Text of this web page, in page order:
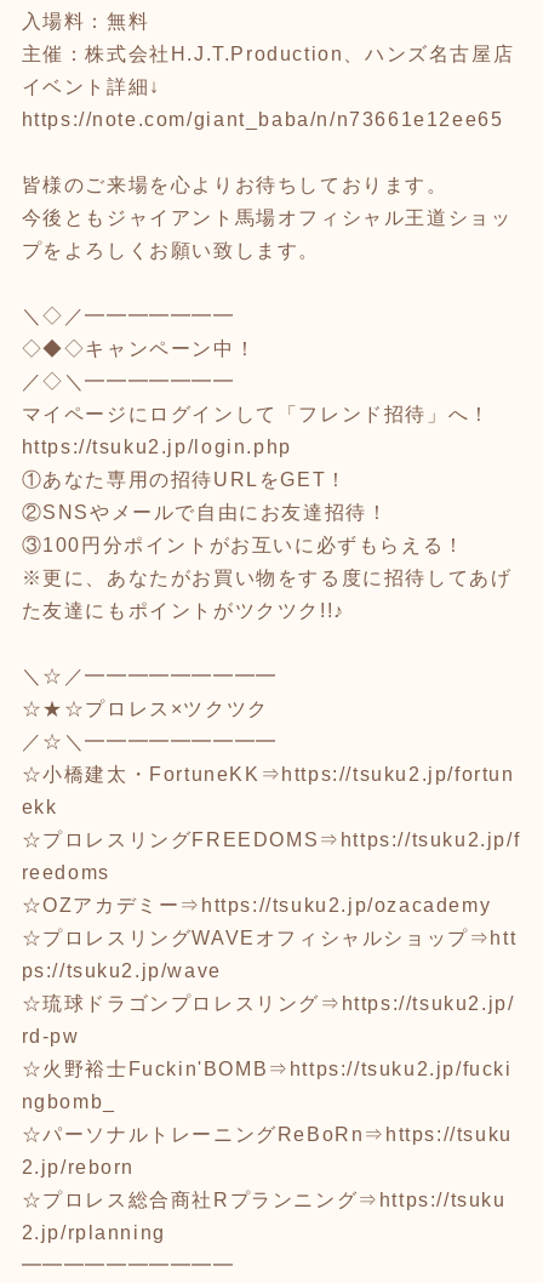
入場料：無料
主催：株式会社H.J.T.Production、ハンズ名古屋店
イベント詳細↓
https://note.com/giant_baba/n/n73661e12ee65
皆様のご来場を心よりお待ちしております。
今後ともジャイアント馬場オフィシャル王道ショッ
プをよろしくお願い致します。
＼◇／━━━━━━━
◇◆◇キャンペーン中！
／◇＼━━━━━━━
マイページにログインして「フレンド招待」へ！
https://tsuku2.jp/login.php
①あなた専用の招待URLをGET！
②SNSやメールで自由にお友達招待！
③100円分ポイントがお互いに必ずもらえる！
※更に、あなたがお買い物をする度に招待してあげ
た友達にもポイントがツクツク!!♪
＼☆／━━━━━━━━━
☆★☆プロレス×ツクツク
／☆＼━━━━━━━━━
☆小橋建太・FortuneKK⇒ https://tsuku2.jp/fortun
ekk
☆プロレスリングFREEDOMS⇒ https://tsuku2.jp/f
reedoms
☆OZアカデミー⇒ https://tsuku2.jp/ozacademy
☆プロレスリングWAVEオフィシャルショップ⇒ htt
ps://tsuku2.jp/wave
☆琉球ドラゴンプロレスリング⇒ https://tsuku2.jp/
rd-pw
☆火野裕士Fuckin'BOMB⇒ https://tsuku2.jp/fucki
ngbomb_
☆パーソナルトレーニングReBoRn⇒ https://tsuku
2.jp/reborn
☆プロレス総合商社Rプランニング⇒ https://tsuku
2.jp/rplanning
━━━━━━━━━━